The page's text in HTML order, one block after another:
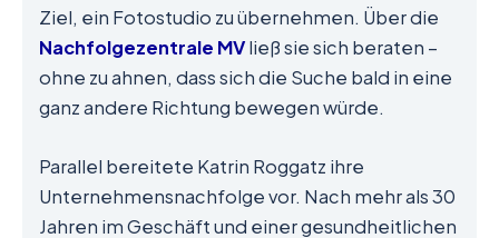
Ziel, ein Fotostudio zu übernehmen. Über die
Nachfolgezentrale MVließ sie sich beraten –
ohne zu ahnen, dass sich die Suche bald in eine
ganz andere Richtung bewegen würde.
Parallel bereitete Katrin Roggatz ihre
Unternehmensnachfolge vor. Nach mehr als 30
Jahren im Geschäft und einer gesundheitlichen